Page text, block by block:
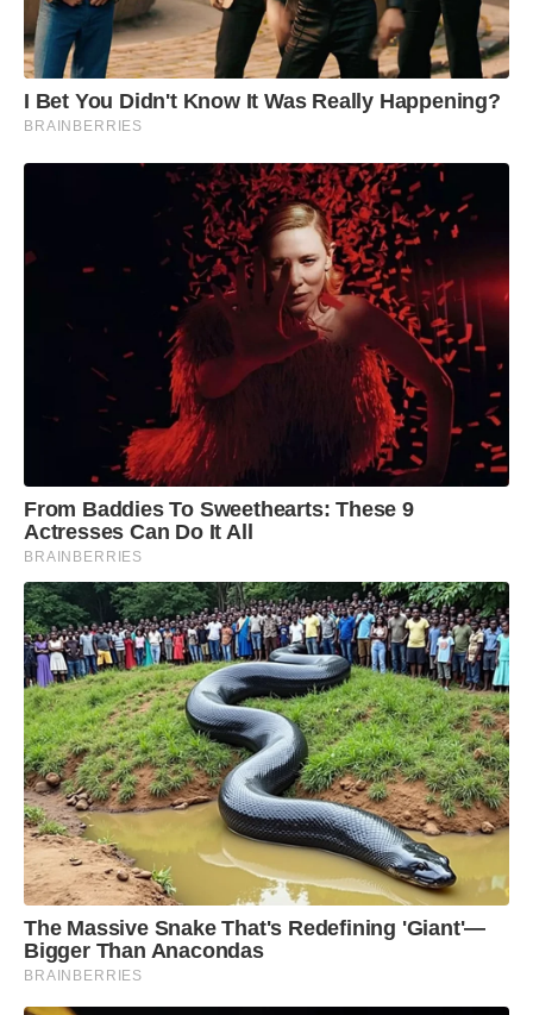
I Bet You Didn't Know It Was Really Happening?
BRAINBERRIES
From Baddies To Sweethearts: These 9
Actresses Can Do It All
BRAINBERRIES
The Massive Snake That's Redefining 'Giant'—
Bigger Than Anacondas
BRAINBERRIES